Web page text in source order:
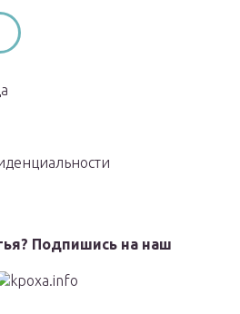
Подпишись на наш